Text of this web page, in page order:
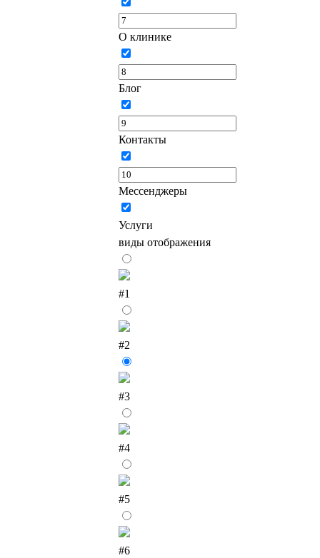
О клинике
Блог
Контакты
Мессенджеры
Услуги
виды отображения
#1
#2
#3
#4
#5
#6